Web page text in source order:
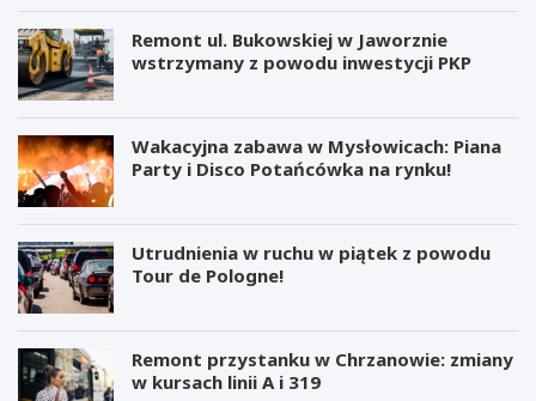
Remont ul. Bukowskiej w Jaworznie
wstrzymany z powodu inwestycji PKP
Wakacyjna zabawa w Mysłowicach: Piana
Party i Disco Potańcówka na rynku!
Utrudnienia w ruchu w piątek z powodu
Tour de Pologne!
Remont przystanku w Chrzanowie: zmiany
w kursach linii A i 319